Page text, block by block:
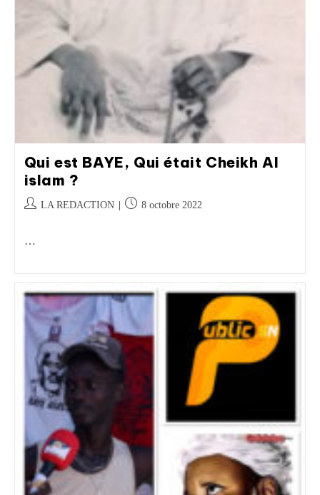
Qui est BAYE, Qui était Cheikh Al
islam ?
LA REDACTION 8 octobre 2022
…